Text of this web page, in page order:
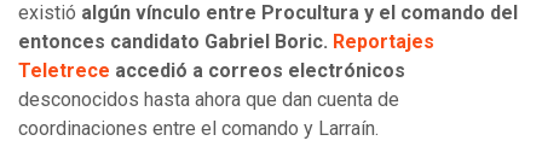
existió algún vínculo entre Procultura y el comando del
entonces candidato Gabriel Boric. Reportajes
Teletrece accedió a correos electrónicos
desconocidos hasta ahora que dan cuenta de
coordinaciones entre el comando y Larraín.